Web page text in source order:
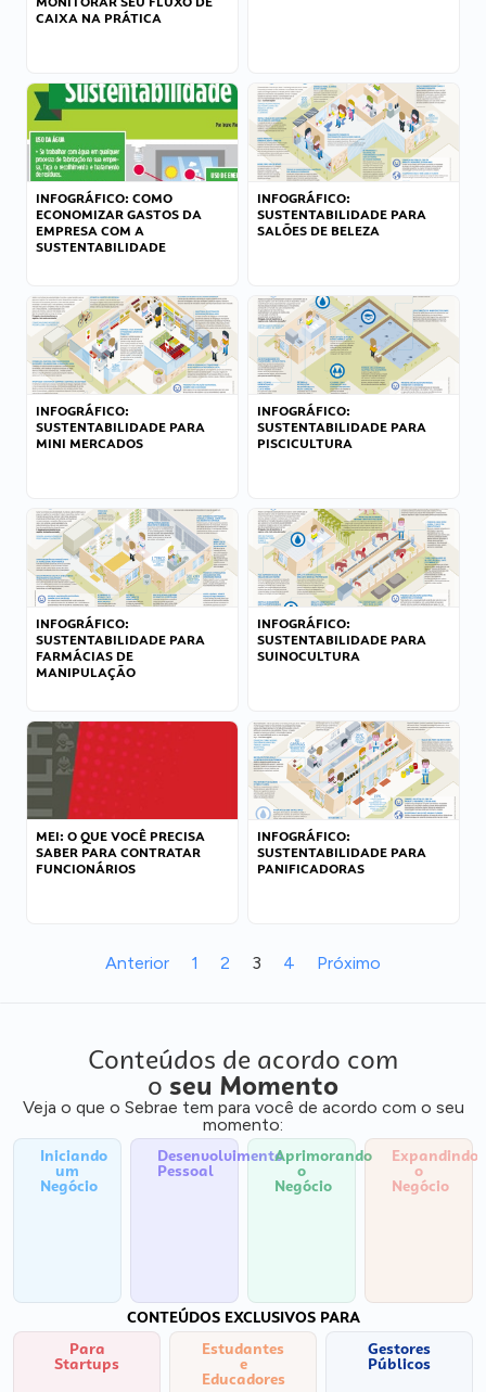
CAIXA NA PRÁTICA
INFOGRÁFICO: COMO
ECONOMIZAR GASTOS DA
EMPRESA COM A
SUSTENTABILIDADE
INFOGRÁFICO:
SUSTENTABILIDADE PARA
SALÕES DE BELEZA
INFOGRÁFICO:
SUSTENTABILIDADE PARA
MINI MERCADOS
INFOGRÁFICO:
SUSTENTABILIDADE PARA
PISCICULTURA
INFOGRÁFICO:
SUSTENTABILIDADE PARA
FARMÁCIAS DE
MANIPULAÇÃO
INFOGRÁFICO:
SUSTENTABILIDADE PARA
SUINOCULTURA
MEI: O QUE VOCÊ PRECISA
SABER PARA CONTRATAR
FUNCIONÁRIOS
INFOGRÁFICO:
SUSTENTABILIDADE PARA
PANIFICADORAS
Anterior 1 2 3 4 Próximo
Conteúdos de acordo com
o seu Momento
Veja o que o Sebrae tem para você de acordo com o seu
momento:
Iniciando
um
Negócio
Desenvolvimento
Pessoal
Aprimorando
o
Negócio
Expandindo
o
Negócio
CONTEÚDOS EXCLUSIVOS PARA
Para
Startups
Estudantes
e
Educadores
Gestores
Públicos